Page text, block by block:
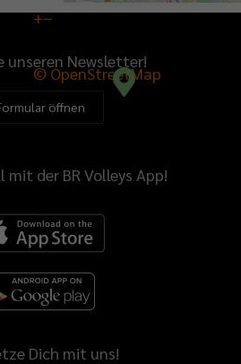
+−
© OpenStreetMap
unseren Newsletter!
öffnen
der BR Volleys App!
Dich mit uns!